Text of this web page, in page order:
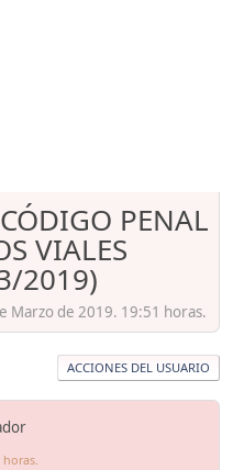
PENAL
VIALES
2019)
Marzo de 2019. 19:51 horas.
ACCIONES DEL USUARIO